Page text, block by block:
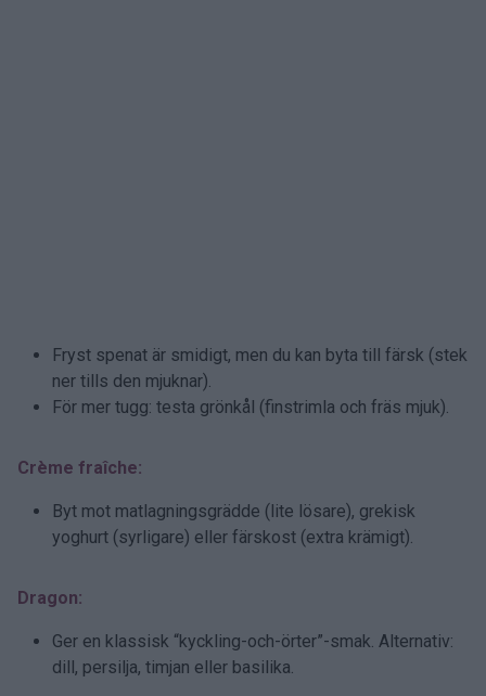
Fryst spenat är smidigt, men du kan byta till färsk (stek
ner tills den mjuknar).
För mer tugg: testa grönkål (finstrimla och fräs mjuk).
Crème fraîche:
Byt mot matlagningsgrädde (lite lösare), grekisk
yoghurt (syrligare) eller färskost (extra krämigt).
Dragon:
Ger en klassisk “kyckling-och-örter”-smak. Alternativ:
dill, persilja, timjan eller basilika.